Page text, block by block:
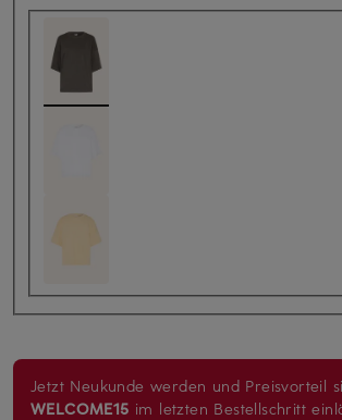
Jetzt Neukunde werden und Preisvorteil
WELCOME15 im letzten Bestellschritt